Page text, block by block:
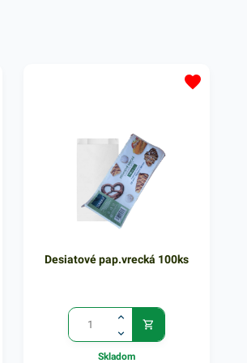
Desiatové pap.vrecká 100ks
Skladom